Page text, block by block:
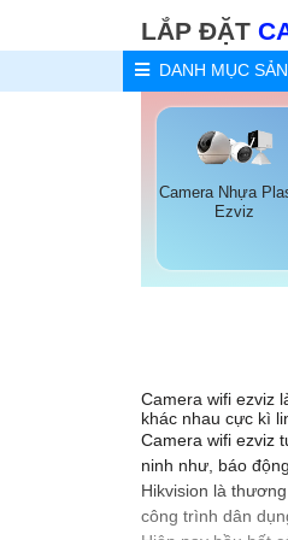
LẮP ĐẶT
DANH MỤC
Camera Nhựa
Ezviz
Camera wifi ezviz
khác nhau cực kì
Camera wifi ezviz
ninh như, báo
Hikvision là
công trình dân